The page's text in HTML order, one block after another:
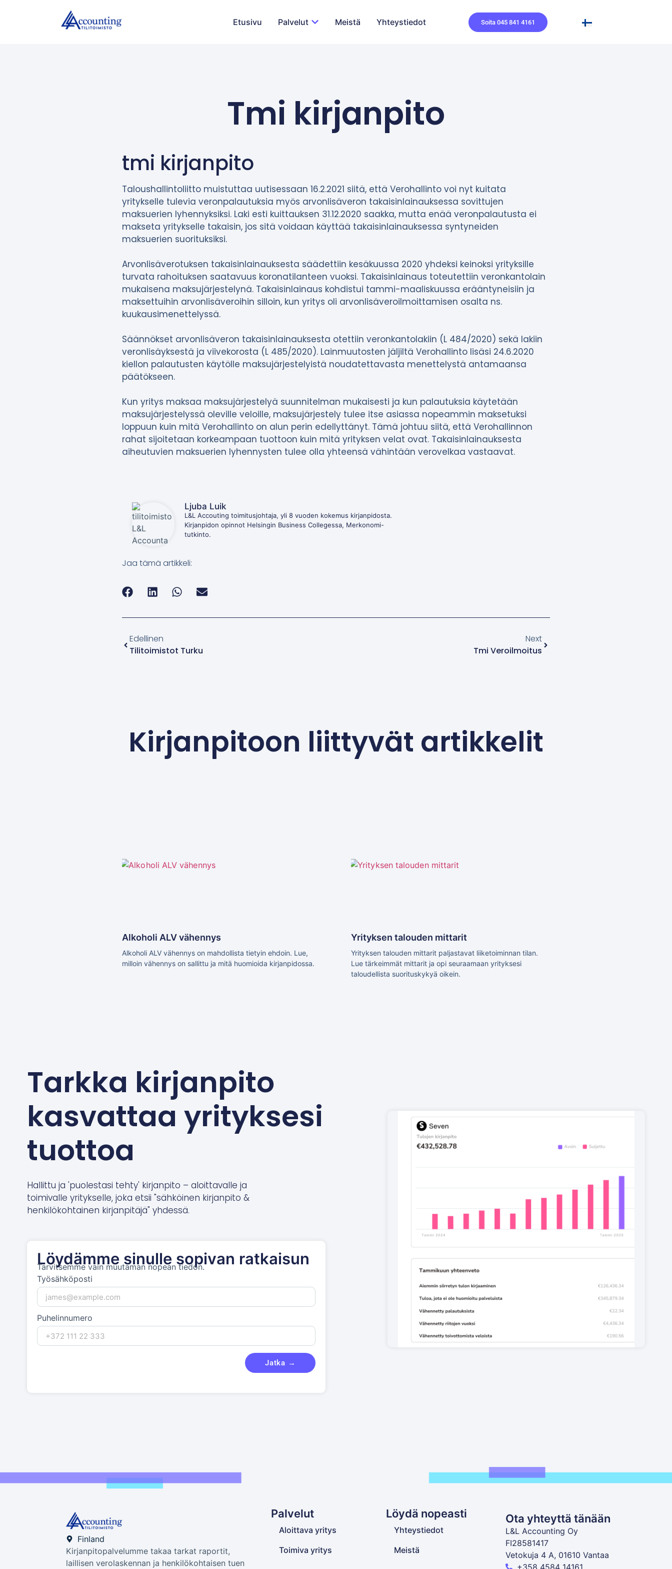
Etusivu Palvelut Meistä Yhteystiedot Soita 045 841 4161
Tmi kirjanpito
tmi kirjanpito
Taloushallintoliitto muistuttaa uutisessaan 16.2.2021 siitä, että Verohallinto voi nyt kuitata
yritykselle tulevia veronpalautuksia myös arvonlisäveron takaisinlainauksessa sovittujen
maksuerien lyhennyksiksi. Laki esti kuittauksen 31.12.2020 saakka, mutta enää veronpalautusta ei
makseta yritykselle takaisin, jos sitä voidaan käyttää takaisinlainauksessa syntyneiden
maksuerien suorituksiksi.
Arvonlisäverotuksen takaisinlainauksesta säädettiin kesäkuussa 2020 yhdeksi keinoksi yrityksille
turvata rahoituksen saatavuus koronatilanteen vuoksi. Takaisinlainaus toteutettiin veronkantolain
mukaisena maksujärjestelynä. Takaisinlainaus kohdistui tammi-maaliskuussa erääntyneisiin ja
maksettuihin arvonlisäveroihin silloin, kun yritys oli arvonlisäveroilmoittamisen osalta ns.
kuukausimenettelyssä.
Säännökset arvonlisäveron takaisinlainauksesta otettiin veronkantolakiin (L 484/2020) sekä lakiin
veronlisäyksestä ja viivekorosta (L 485/2020). Lainmuutosten jäljiltä Verohallinto lisäsi 24.6.2020
kiellon palautusten käytölle maksujärjestelyistä noudatettavasta menettelystä antamaansa
päätökseen.
Kun yritys maksaa maksujärjestelyä suunnitelman mukaisesti ja kun palautuksia käytetään
maksujärjestelyssä oleville veloille, maksujärjestely tulee itse asiassa nopeammin maksetuksi
loppuun kuin mitä Verohallinto on alun perin edellyttänyt. Tämä johtuu siitä, että Verohallinnon
rahat sijoitetaan korkeampaan tuottoon kuin mitä yrityksen velat ovat. Takaisinlainauksesta
aiheutuvien maksuerien lyhennysten tulee olla yhteensä vähintään verovelkaa vastaavat.
Ljuba Luik
L&L Accouting toimitusjohtaja, yli 8 vuoden kokemus kirjanpidosta.
Kirjanpidon opinnot Helsingin Business Collegessa, Merkonomi-
tutkinto.
Jaa tämä artikkeli:
Edellinen
Tilitoimistot Turku
Next
Tmi Veroilmoitus
Kirjanpitoon liittyvät artikkelit
Alkoholi ALV vähennys
Alkoholi ALV vähennys on mahdollista tietyin ehdoin. Lue,
milloin vähennys on sallittu ja mitä huomioida kirjanpidossa.
Yrityksen talouden mittarit
Yrityksen talouden mittarit paljastavat liiketoiminnan tilan.
Lue tärkeimmät mittarit ja opi seuraamaan yrityksesi
taloudellista suorituskykyä oikein.
Tarkka kirjanpito
kasvattaa yrityksesi
tuottoa
Hallittu ja 'puolestasi tehty' kirjanpito – aloittavalle ja
toimivalle yritykselle, joka etsii "sähköinen kirjanpito &
henkilökohtainen kirjanpitäjä" yhdessä.
Löydämme sinulle sopivan ratkaisun
Tarvitsemme vain muutaman nopean tiedon.
Työsähköposti
Puhelinnumero
Jatka →
Finland
Kirjanpitopalvelumme takaa tarkat raportit,
laillisen verolaskennan ja henkilökohtaisen tuen
Palvelut
Aloittava yritys
Toimiva yritys
Löydä nopeasti
Yhteystiedot
Meistä
Ota yhteyttä tänään
L&L Accounting Oy
FI28581417
Vetokuja 4 A, 01610 Vantaa
+358 4584 14161